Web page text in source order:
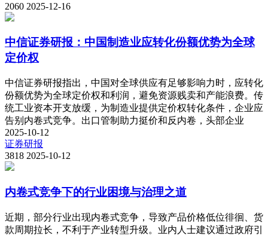
2060 2025-12-16
中信证券研报：中国制造业应转化份额优势为全球
定价权
中信证券研报指出，中国对全球供应有足够影响力时，应转化
份额优势为全球定价权和利润，避免资源贱卖和产能浪费。传
统工业资本开支放缓，为制造业提供定价权转化条件，企业应
告别内卷式竞争。出口管制助力挺价和反内卷，头部企业
2025-10-12
证券研报
3818 2025-10-12
内卷式竞争下的行业困境与治理之道
近期，部分行业出现内卷式竞争，导致产品价格低位徘徊、货
款周期拉长，不利于产业转型升级。业内人士建议通过政府引